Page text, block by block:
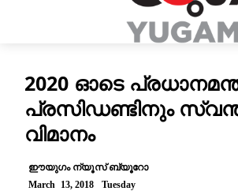
2020 ഓടെ
പ്രസിഡണ്ടിനും
വിമാനം
ഈയുഗം ന്യൂസ് ബ്യൂറോ
March 13, 2018 Tuesday